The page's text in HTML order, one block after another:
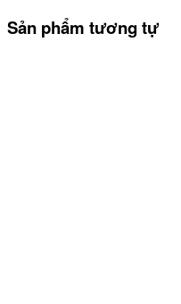
Sản phẩm tương tự